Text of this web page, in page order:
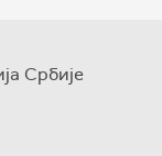
Србије